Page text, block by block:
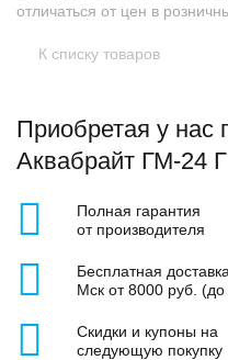
отличаться от цен в
К списку товаров
Приобретая у нас
Аквабрайт ГМ-24
Полная гарантия
от производителя
Бесплатная
Мск от 8000 руб. (до
Скидки и купоны на
следующую покупку